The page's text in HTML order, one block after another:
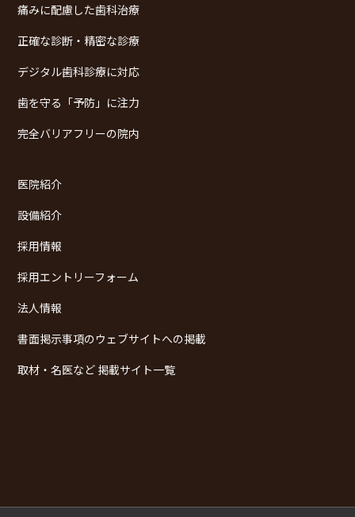
痛みに配慮した歯科治療
正確な診断・精密な診療
デジタル歯科診療に対応
歯を守る「予防」に注力
完全バリアフリーの院内
医院紹介
設備紹介
採用情報
採用エントリーフォーム
法人情報
書面掲示事項のウェブサイトへの掲載
取材・名医など 掲載サイト一覧